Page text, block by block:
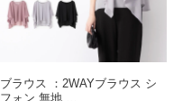
ブラウス ：2WAYブラウス シ
フォン 無地 …